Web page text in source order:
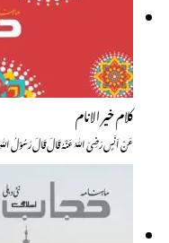
کلام خیر الانام
عَنْ اَنَسٍ رَضِیَ اللّٰہُ عَنْہُ قَالَ قَالَ رَسُوْلُ